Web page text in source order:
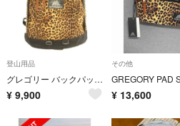
登山用品
グレゴリー バックパック ファインデイ トゥルーレパード 260728E
¥ 9,900
その他
¥ 13,600